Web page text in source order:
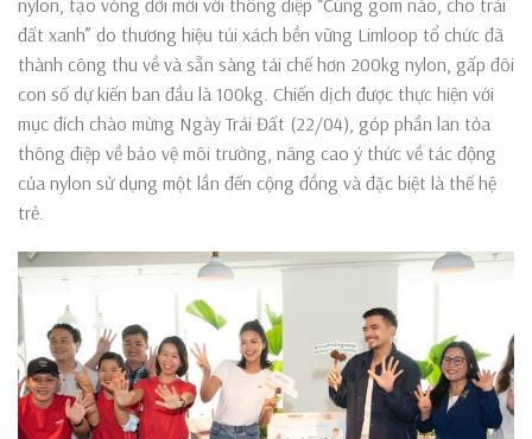
đất xanh” do thương hiệu túi xách bền vững Limloop tổ chức đã
thành công thu về và sẵn sàng tái chế hơn 200kg nylon, gấp đôi
con số dự kiến ban đầu là 100kg. Chiến dịch được thực hiện với
mục đích chào mừng Ngày Trái Đất (22/04), góp phần lan tỏa
thông điệp về bảo vệ môi trường, nâng cao ý thức về tác động
của nylon sử dụng một lần đến cộng đồng và đặc biệt là thế hệ
trẻ.